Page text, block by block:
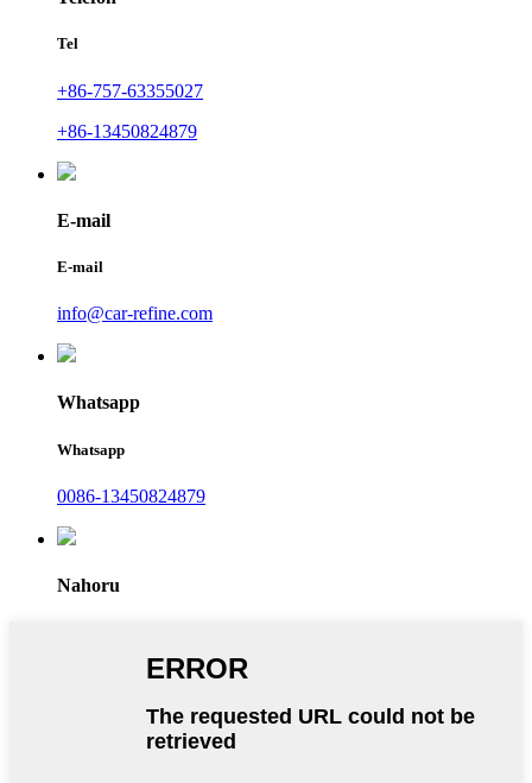
Tel
+86-757-63355027
+86-13450824879
E-mail
E-mail
info@car-refine.com
Whatsapp
Whatsapp
0086-13450824879
Nahoru